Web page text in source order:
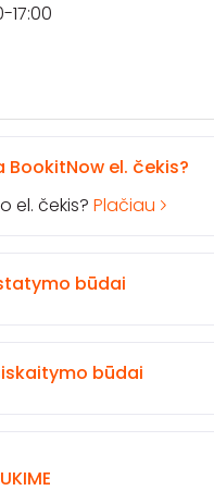
17:00
BookitNow el. čekis?
el. čekis? Plačiau
būdai
būdai